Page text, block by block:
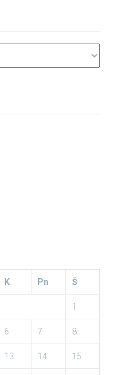
K Pn Š
1
6 7 8
13 14 15